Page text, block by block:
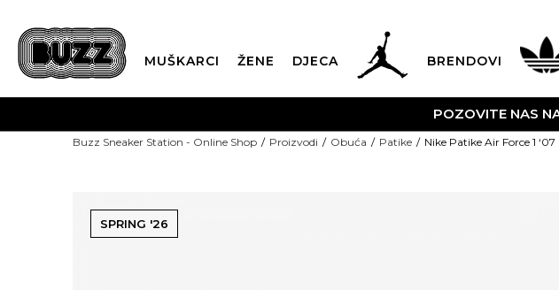
MUŠKARCI ŽENE DJECA BRENDOVI
POZOVITE NAS NA +382 20 690 200 Od 9-16h
Buzz Sneaker Station - Online Shop Proizvodi Obuća Patike Nike Patike Air Force 1 ‘07
SPRING '26